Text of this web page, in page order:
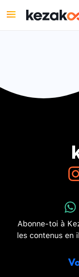
Abonne-toi à
les contenus